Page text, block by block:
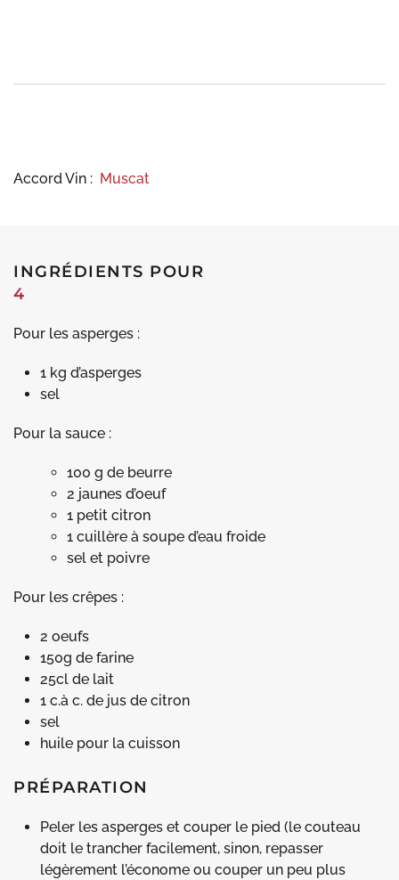
Accord Vin : Muscat
INGRÉDIENTS POUR
4
Pour les asperges :
1 kg d’asperges
sel
Pour la sauce :
100 g de beurre
2 jaunes d’oeuf
1 petit citron
1 cuillère à soupe d’eau froide
sel et poivre
Pour les crêpes :
2 oeufs
150g de farine
25cl de lait
1 c.à c. de jus de citron
sel
huile pour la cuisson
PRÉPARATION
Peler les asperges et couper le pied (le couteau
doit le trancher facilement, sinon, repasser
légèrement l’économe ou couper un peu plus